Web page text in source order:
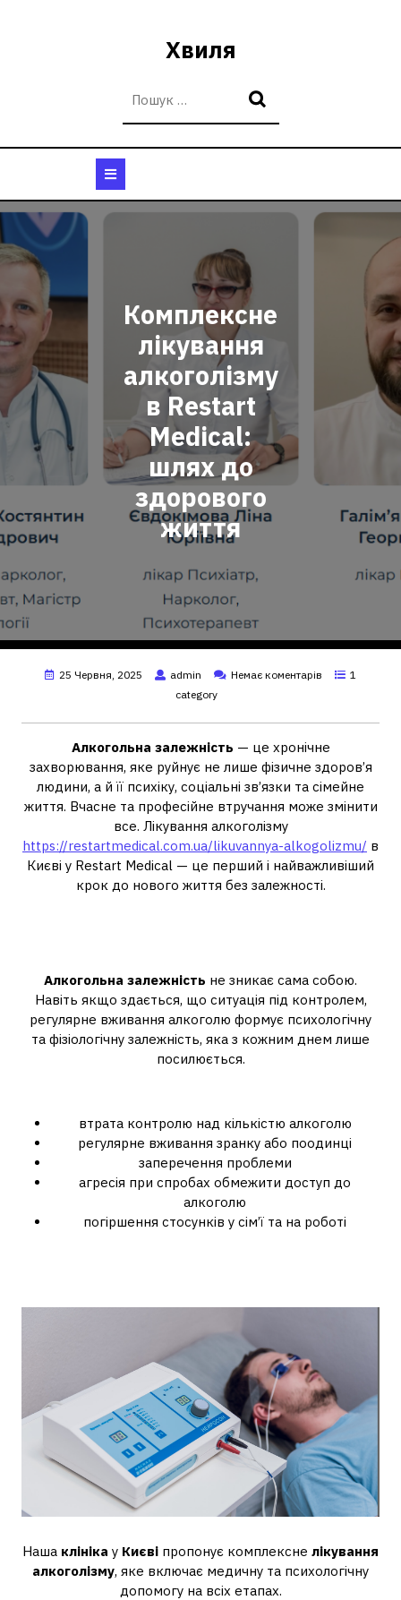
Хвиля
Відкрити
Комплексне
лікування
алкоголізму
в Restart
Medical:
шлях до
здорового
життя
25 Червня, 2025 admin Немає коментарів
1
category
Алкогольна залежність — це хронічне
захворювання, яке руйнує не лише фізичне здоров’я
людини, а й її психіку, соціальні зв’язки та сімейне
життя. Вчасне та професійне втручання може змінити
все. Лікування алкоголізму
https://restartmedical.com.ua/likuvannya-alkogolizmu/ в
Києві у Restart Medical — це перший і найважливіший
крок до нового життя без залежності.
Алкогольна залежність не зникає сама собою.
Навіть якщо здається, що ситуація під контролем,
регулярне вживання алкоголю формує психологічну
та фізіологічну залежність, яка з кожним днем лише
посилюється.
втрата контролю над кількістю алкоголю
регулярне вживання зранку або поодинці
заперечення проблеми
агресія при спробах обмежити доступ до
алкоголю
погіршення стосунків у сім’ї та на роботі
Наша клініка у Києві пропонує комплексне лікування
алкоголізму, яке включає медичну та психологічну
допомогу на всіх етапах.